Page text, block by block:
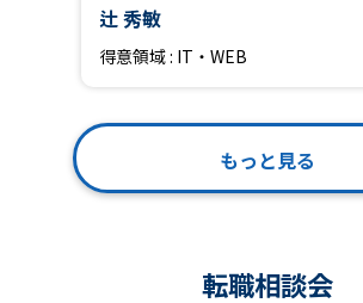
辻 秀敏
得意領域 : IT・WEB
もっと見る
転職相談会